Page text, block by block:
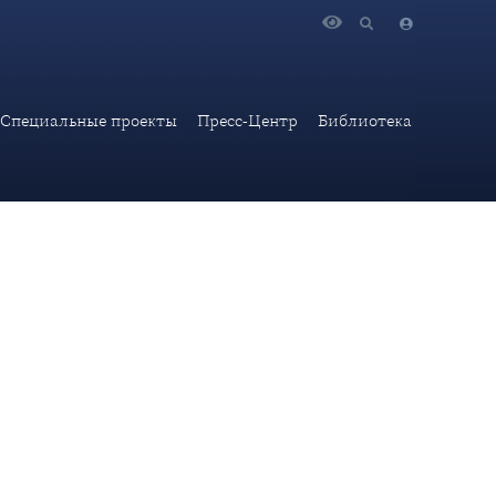
Специальные проекты Пресс-Центр Библиотека
Российской Федерации в современных условиях